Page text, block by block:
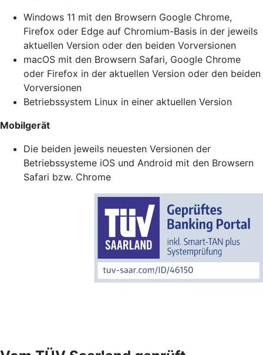
Windows 11 mit den Browsern Google Chrome,
Firefox oder Edge auf Chromium-Basis in der jeweils
aktuellen Version oder den beiden Vorversionen
macOS mit den Browsern Safari, Google Chrome
oder Firefox in der aktuellen Version oder den beiden
Vorversionen
Betriebssystem Linux in einer aktuellen Version
Mobilgerät
Die beiden jeweils neuesten Versionen der
Betriebssysteme iOS und Android mit den Browsern
Safari bzw. Chrome